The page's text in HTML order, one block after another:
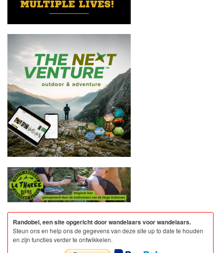
Randobel, een site opgericht door wandelaars voor wandelaars.
Steun ons en help ons de gegevens van deze site up to date te houden
en zijn functies verder te ontwikkelen.